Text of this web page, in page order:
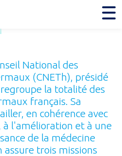
National des
(CNETh), présidé
la totalité des
français. Sa
en cohérence avec
à l'amélioration et à une
de la médecine
assure trois missions